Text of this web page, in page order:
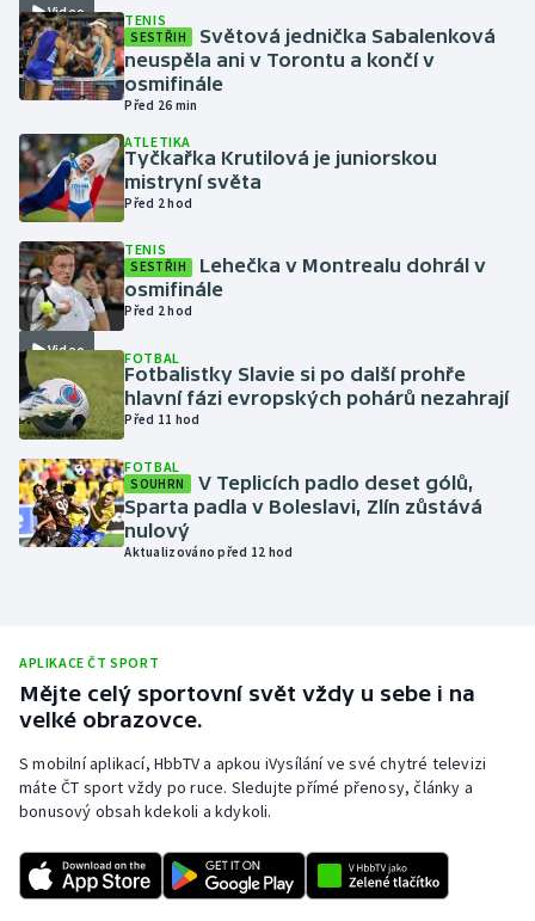
Jezdectví
Judo
Krasobruslení
Lezení
Lyže a snowboard
Moderní pětiboj
Motorsport
Olympijské hry
Parasport
Plavání
Rychlobruslení
Rychlostní kanoistika
Short track
Sportovní střelba
Video TENIS
SESTŘIH
Světová jednička Sabalenková
neuspěla ani v Torontu a končí v
osmifinále
Před 26 min
ATLETIKA
Tyčkařka Krutilová je juniorskou
mistryní světa
Před 2 hod
Video
TENIS
SESTŘIH
Lehečka v Montrealu dohrál v
osmifinále
Před 2 hod
FOTBAL
Fotbalistky Slavie si po další prohře
hlavní fázi evropských pohárů nezahrají
Před 11 hod
FOTBAL
SOUHRN
V Teplicích padlo deset gólů,
Sparta padla v Boleslavi, Zlín zůstává
nulový
Aktualizováno před 12 hod
APLIKACE ČT SPORT
Mějte celý sportovní svět vždy u sebe i na
velké obrazovce.
S mobilní aplikací, HbbTV a apkou iVysílání ve své chytré televizi
máte ČT sport vždy po ruce. Sledujte přímé přenosy, články a
bonusový obsah kdekoli a kdykoli.